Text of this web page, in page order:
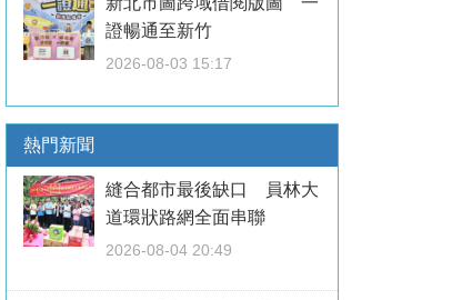
證暢通至新竹
2026-08-03 15:17
熱門新聞
縫合都市最後缺口 員林大
道環狀路網全面串聯
2026-08-04 20:49